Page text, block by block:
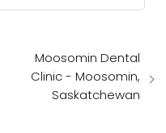
Moosomin Dental
Clinic - Moosomin,
Saskatchewan